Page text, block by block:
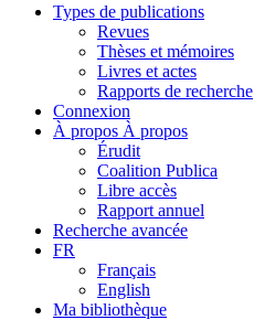
Types de publications
Revues
Thèses et mémoires
Livres et actes
Rapports de recherche
Connexion
À propos À propos
Érudit
Coalition Publica
Libre accès
Rapport annuel
Recherche avancée
FR
Français
English
Ma bibliothèque